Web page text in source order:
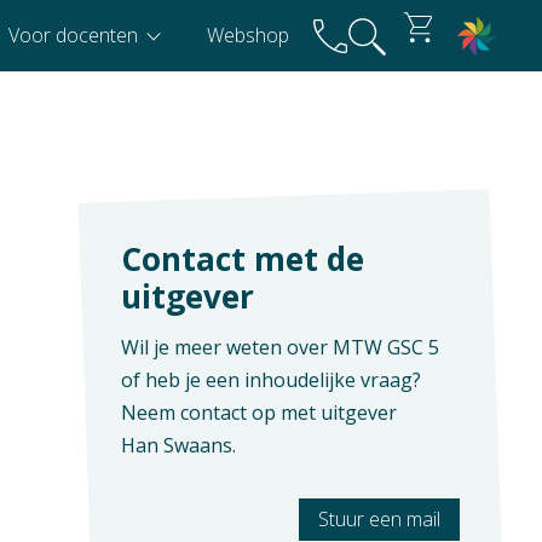
Voor docenten Webshop
Contact met de
uitgever
Wil je meer weten over MTW GSC 5
of heb je een inhoudelijke vraag?
Neem contact op met uitgever
Han Swaans.
Stuur een mail